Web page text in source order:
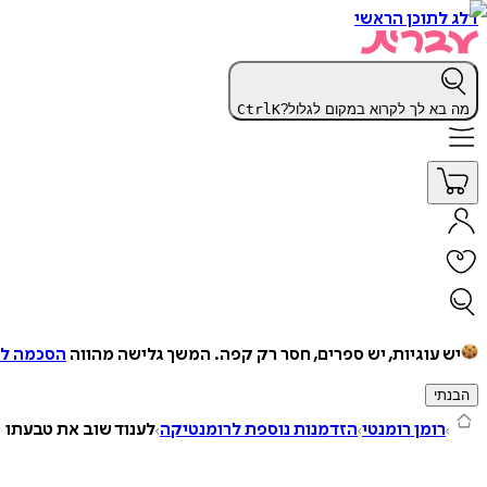
דלג לתוכן הראשי
מה בא לך לקרוא במקום לגלול? CtrlK
יש עוגיות, יש ספרים, חסר רק קפה. המשך גלישה מהווה הסכמה
הבנתי
רומן רומנטי הזדמנות נוספת לרומנטיקה לענוד שוב את טבעתו